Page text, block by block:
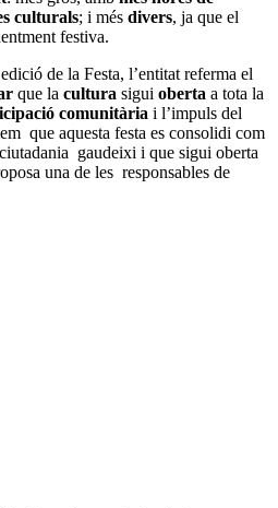
culturals; i més divers, ja que el
festiva.
de la Festa, l’entitat referma el
que la cultura sigui oberta a tota la
comunitària i l’impuls del
que aquesta festa es consolidi com
gaudeixi i que sigui oberta
una de les responsables de